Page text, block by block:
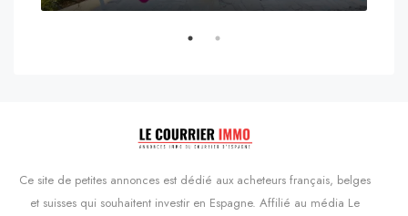
Ce site de petites annonces est dédié aux acheteurs français, belges
et suisses qui souhaitent investir en Espagne. Affilié au média Le